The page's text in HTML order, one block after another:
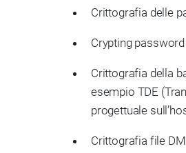
Crittografia delle
Crypting
Crittografia della
esempio TDE
progettuale
Crittografia file